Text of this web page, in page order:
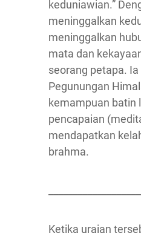
keduniawian.”
meninggalkan
meninggalkan
mata dan
seorang petapa.
Pegunungan
kemampuan batin
pencapaian
mendapatkan
brahma.
Ketika uraian